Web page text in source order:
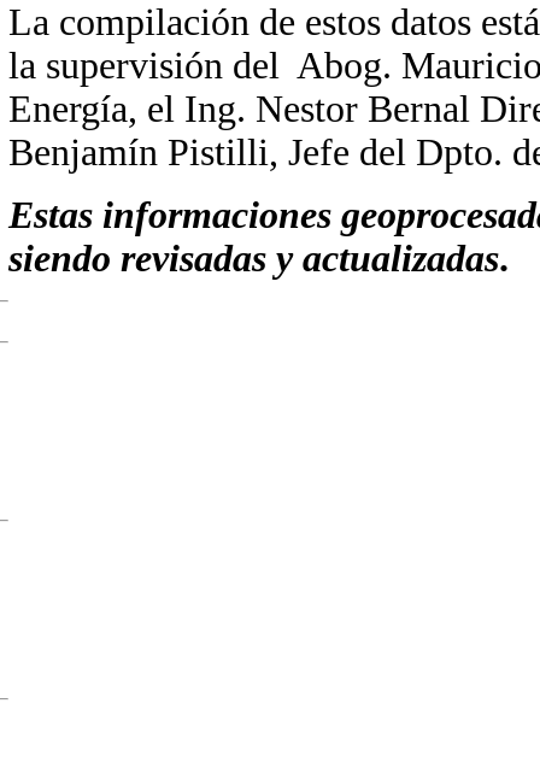
La compilación de estos datos
la supervisión del Abog.
Energía, el Ing. Nestor Bernal
Benjamín Pistilli, Jefe del Dpto.
Estas informaciones
siendo revisadas y actualizadas.